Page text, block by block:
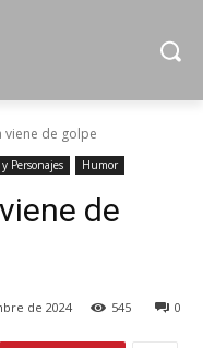
viene de golpe
Personajes Humor
de
de 2024 0
545